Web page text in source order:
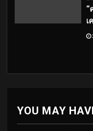
“
เ
YOU MAY